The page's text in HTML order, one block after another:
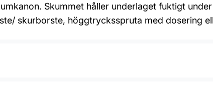
Skummet håller underlaget fuktigt
skurborste, höggtrycksspruta med dosering